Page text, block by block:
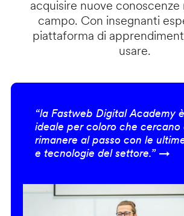
acquisire nuove
campo. Con insegnanti
piattaforma di
usare.
“la Fastweb Digital Academy
ideale per coloro che cercano
rimanere al passo con le
e tecnologie del settore.” →